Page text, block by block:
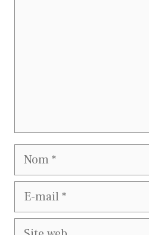
Nom
E-
Site